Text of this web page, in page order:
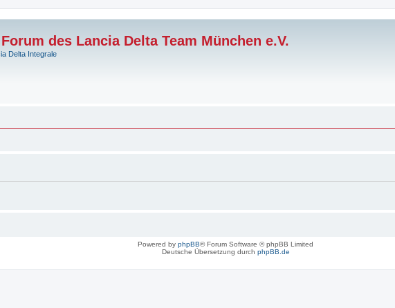
des Lancia Delta Team München e.V.
Delta Integrale
Powered by phpBB® Forum Software © phpBB Limited
Deutsche Übersetzung durch phpBB.de